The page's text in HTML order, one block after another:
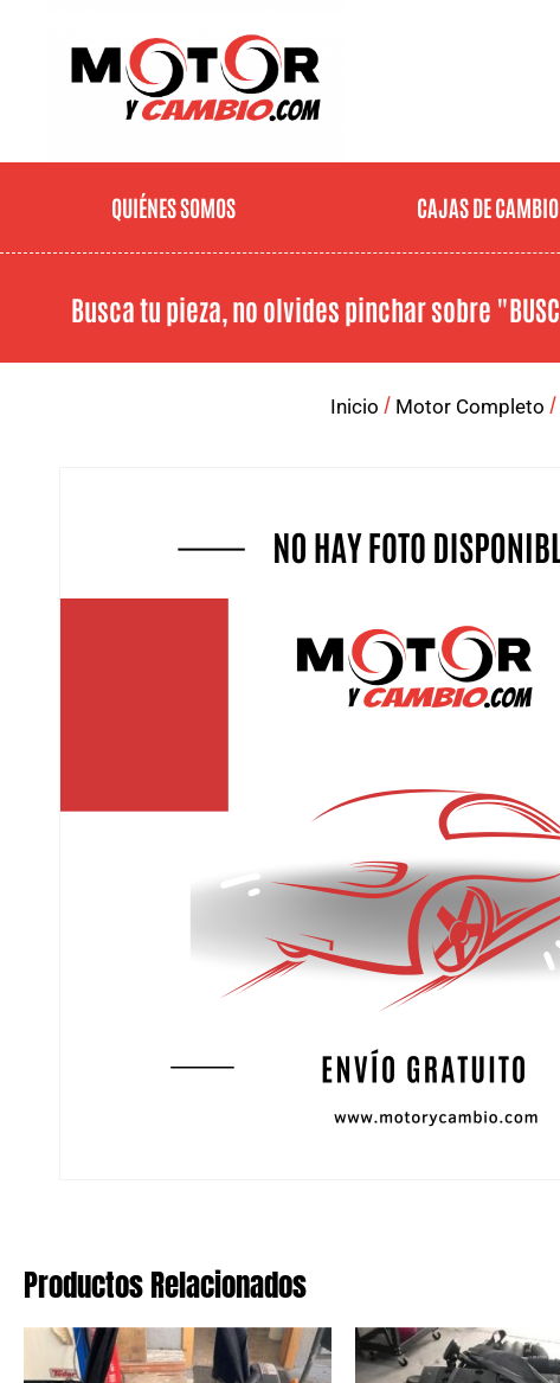
QUIÉNES SOMOS CAJAS DE CAMBIO
Busca tu pieza, no olvides pinchar sobre
Inicio / Motor Completo /
Productos Relacionados